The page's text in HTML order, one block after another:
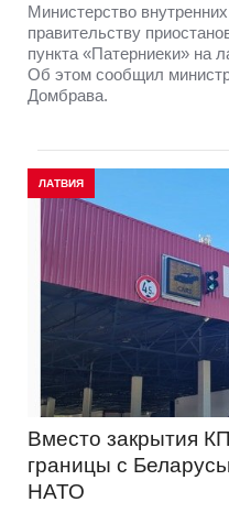
Министерство
правительству
пункта «Патерниеки» на
Об этом сообщил
Домбрава.
ЛАТВИЯ
Вместо закрытия
границы с
НАТО